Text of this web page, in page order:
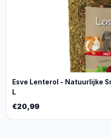
Esve Lenterol - Natuurlijke
L
€20,99